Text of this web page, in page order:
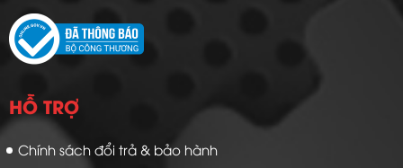
HỖ TRỢ
Chính sách đổi trả & bảo hành